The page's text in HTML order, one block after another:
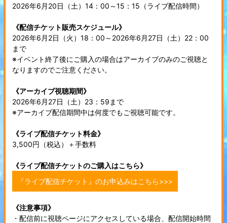
2026年6月20日（土）14：00～15：15（ライブ配信時間）
《配信チケット販売スケジュール》
2026年6月2日（火）18：00～2026年6月27日（土）22：00
まで
※イベント終了後にご購入の場合はアーカイブのみのご視聴と
なりますのでご注意ください。
《アーカイブ視聴期間》
2026年6月27日（土）23：59まで
※アーカイブ配信期間中は何度でもご視聴可能です。
《ライブ配信チケット料金》
3,500円（税込）＋手数料
《ライブ配信チケットのご購入はこちら》
『ライブ配信チケット』のお申込みはこちら>>>
《注意事項》
・配信前に視聴ページにアクセスしている場合、配信開始時間